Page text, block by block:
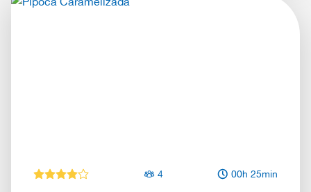
4 00h 25min